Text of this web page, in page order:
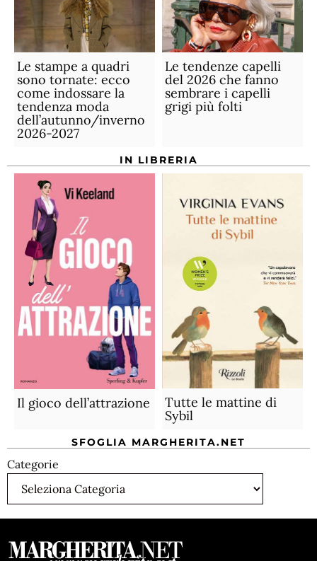
Le stampe a quadri
sono tornate: ecco
come indossare la
tendenza moda
dell’autunno/inverno
2026-2027
Le tendenze capelli
del 2026 che fanno
sembrare i capelli
grigi più folti
IN LIBRERIA
Il gioco dell’attrazione
Tutte le mattine di
Sybil
SFOGLIA MARGHERITA.NET
Categorie